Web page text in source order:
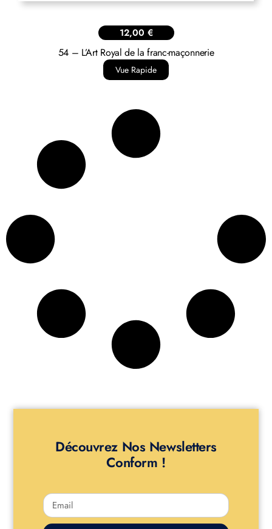
12,00 €
54 – L’Art Royal de la franc-maçonnerie
Vue Rapide
Découvrez Nos Newsletters
Conform !